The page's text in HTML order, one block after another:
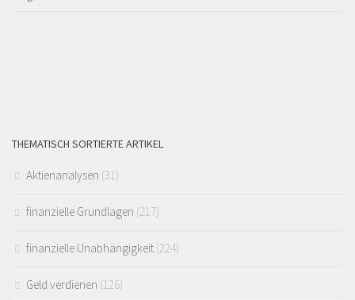
THEMATISCH SORTIERTE ARTIKEL
Aktienanalysen (31)
finanzielle Grundlagen (217)
finanzielle Unabhängigkeit (224)
Geld verdienen (126)